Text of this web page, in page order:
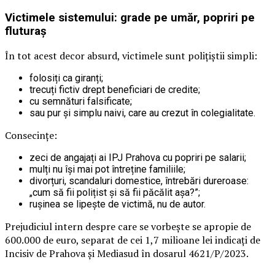
Victimele sistemului: grade pe umăr, popriri pe
fluturaș
În tot acest decor absurd, victimele sunt polițiștii simpli:
folosiți ca giranți;
trecuți fictiv drept beneficiari de credite;
cu semnături falsificate;
sau pur și simplu naivi, care au crezut în colegialitate.
Consecințe:
zeci de angajați ai IPJ Prahova cu popriri pe salarii;
mulți nu își mai pot întreține familiile;
divorțuri, scandaluri domestice, întrebări dureroase:
„cum să fii polițist și să fii păcălit așa?”;
rușinea se lipește de victimă, nu de autor.
Prejudiciul intern despre care se vorbește se apropie de
600.000 de euro, separat de cei 1,7 milioane lei indicați de
Incisiv de Prahova și Mediasud în dosarul 4621/P/2023.